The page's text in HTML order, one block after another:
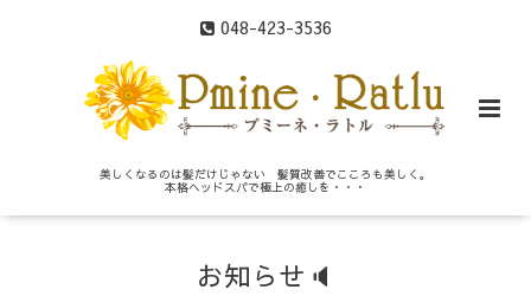
048-423-3536
美しくなるのは髪だけじゃない 髪質改善でこころも美しく。
本格ヘッドスパで極上の癒しを・・・
お知らせ🔈